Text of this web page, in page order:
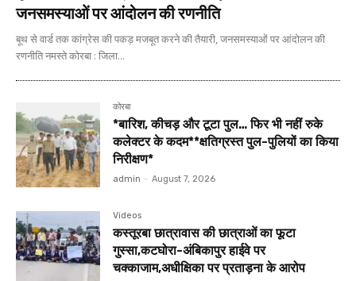
जनसमस्याओं पर आंदोलन की रणनीति
बूथ से वार्ड तक कांग्रेस की पकड़ मजबूत करने की तैयारी, जनसमस्याओं पर आंदोलन की
रणनीति नमस्ते कोरबा : जिला...
कोरबा
*बारिश, कीचड़ और टूटा पुल… फिर भी नहीं रुके
कलेक्टर के कदम**क्षतिग्रस्त पुल-पुलियों का किया
निरीक्षण*
admin - August 7, 2026
Videos
कस्तूरबा छात्रावास की छात्राओं का फूटा
गुस्सा,कटघोरा-अंबिकापुर हाईवे पर
चक्काजाम,अधीक्षिका पर प्रताड़ना के आरोप